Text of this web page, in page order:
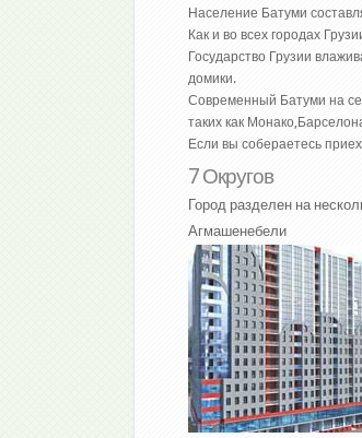
Население Батуми
Как и во всех городах
Государство Грузии
домики.
Современный Батуми на
таких как
Если вы собераетесь
7 Округов
Город разделен на
Агмашенебели